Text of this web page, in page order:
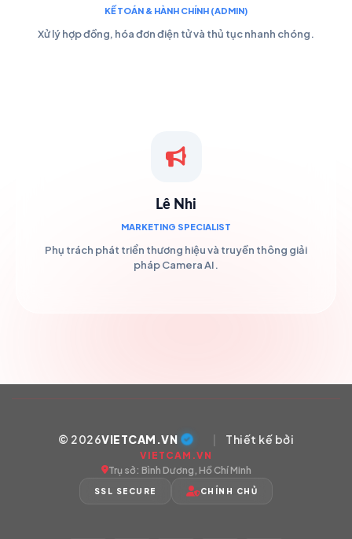
KẾ TOÁN & HÀNH CHÍNH (ADMIN)
Xử lý hợp đồng, hóa đơn điện tử và thủ tục nhanh chóng.
Lê Nhi
MARKETING SPECIALIST
Phụ trách phát triển thương hiệu và truyền thông giải
pháp Camera AI.
© 2026VIETCAM.VN | Thiết kế bởi
VIETCAM.VN
Trụ sở: Bình Dương, Hồ Chí Minh
SSL SECURE CHÍNH CHỦ